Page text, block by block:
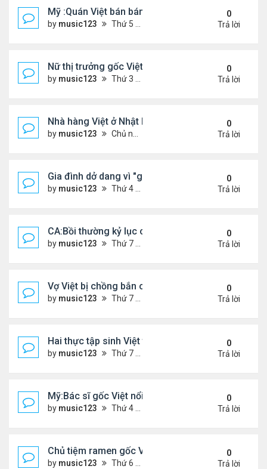
Mỹ :Quán Việt bán bánh mì chảo, cà phê mắm
by music123 Thứ 5 Tháng 6 11, 2026 7:57 pm
0
Trả lời
Nữ thị trưởng gốc Việt đầu tiên ở Mỹ tái đắc cử
by music123 Thứ 3 Tháng 6 09, 2026 6:23 pm
0
Trả lời
Nhà hàng Việt ở Nhật bốc cháy dữ dội
by music123 Chủ nhật Tháng 6 07, 2026 9:04 am
0
Trả lời
Gia đình dở dang vì "giấc mơ Mỹ"
by music123 Thứ 4 Tháng 6 03, 2026 6:34 pm
0
Trả lời
CA:Bồi thường kỷ lục cho gia đình gốc Việt ...
by music123 Thứ 7 Tháng 5 30, 2026 5:26 pm
0
Trả lời
Vợ Việt bị chồng bắn chết ở Ba Lan, để lại 2 con
by music123 Thứ 7 Tháng 5 30, 2026 5:09 pm
0
Trả lời
Hai thực tập sinh Việt tử vong thương tâm
by music123 Thứ 7 Tháng 5 30, 2026 5:02 pm
0
Trả lời
Mỹ:Bác sĩ gốc Việt nổi tiếng nhờ món vịt quay Bắc
by music123 Thứ 4 Tháng 5 27, 2026 7:43 pm
0
Trả lời
Chủ tiệm ramen gốc Việt ở Tokyo: 'Người Nhật
by music123 Thứ 6 Tháng 5 22, 2026 7:26 pm
0
Trả lời